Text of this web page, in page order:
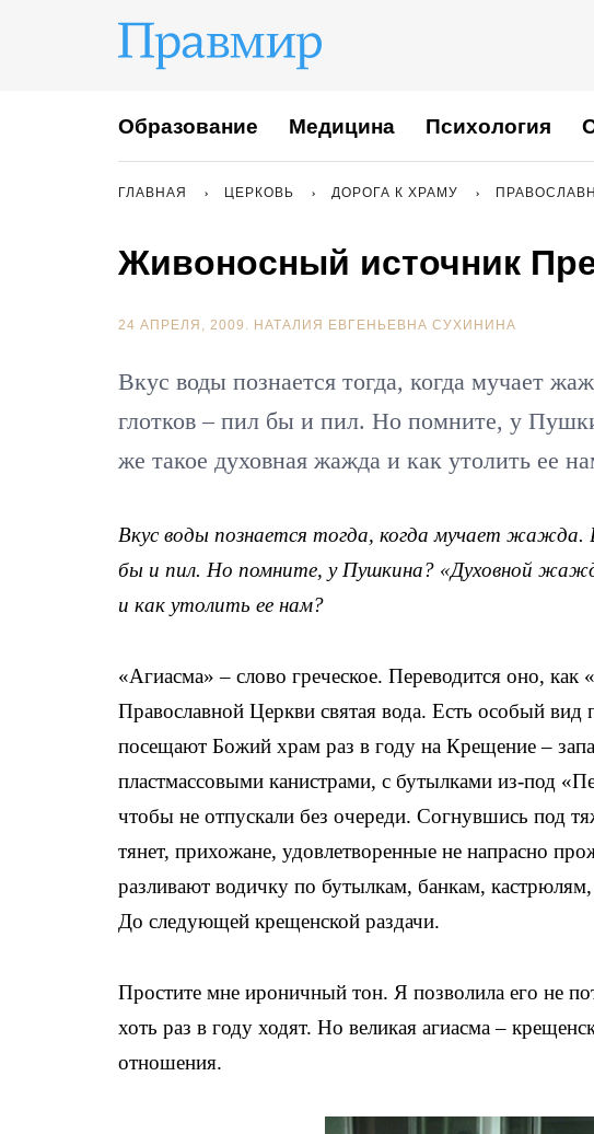
Образование Медицина Психология
ГЛАВНАЯ ЦЕРКОВЬ ДОРОГА К ХРАМУ
Живоносный источник
24 АПРЕЛЯ, 2009. НАТАЛИЯ ЕВГЕНЬЕВНА СУХИНИНА
Вкус воды познается тогда, когда мучает
глотков – пил бы и пил. Но помните, у
же такое духовная жажда и как утолить ее
Вкус воды познается тогда, когда мучает жажда.
бы и пил. Но помните, у Пушкина? «Духовной
и как утолить ее нам?
«Агиасма» – слово греческое. Переводится оно, как
Православной Церкви святая вода. Есть особый
посещают Божий храм раз в году на Крещение –
пластмассовыми канистрами, с бутылками из-под
чтобы не отпускали без очереди. Согнувшись под
тянет, прихожане, удовлетворенные не напрасно
разливают водичку по бутылкам, банкам,
До следующей крещенской раздачи.
Простите мне ироничный тон. Я позволила его не
хоть раз в году ходят. Но великая агиасма –
отношения.